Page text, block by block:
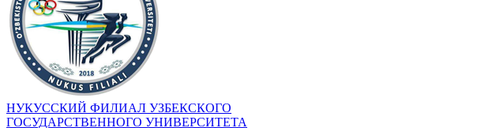
НУКУССКИЙ ФИЛИАЛ УЗБЕКСКОГО
ГОСУДАРСТВЕННОГО УНИВЕРСИТЕТА